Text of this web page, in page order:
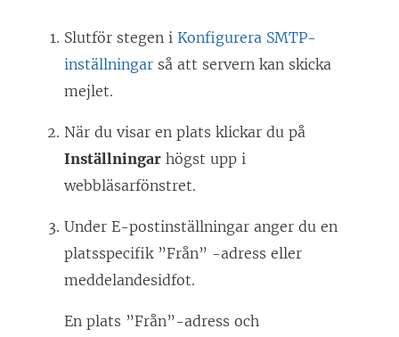
Slutför stegen i Konfigurera SMTP-
inställningar så att servern kan skicka
mejlet.
När du visar en plats klickar du på
Inställningar högst upp i
webbläsarfönstret.
Under E-postinställningar anger du en
platsspecifik ”Från” -adress eller
meddelandesidfot.
En plats ”Från”-adress och